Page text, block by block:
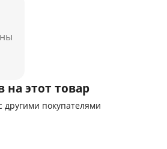
на этот товар
покупателями